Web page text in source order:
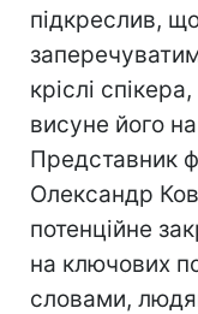
підкреслив,
кріслі
висуне його
Представник
Олександр
потенційне
на ключових
словами,